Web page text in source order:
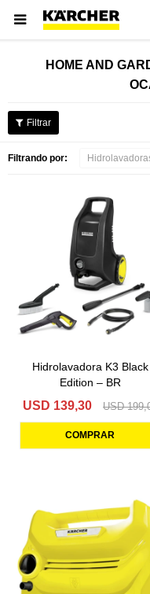

HOME AND
Filtrando por:
Hidrolavadora K3 Black
Edition – BR
USD 139,30 USD